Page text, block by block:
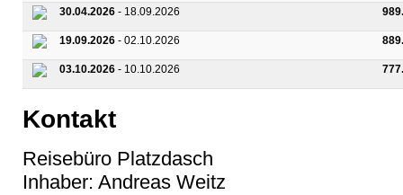
30.04.2026 - 18.09.2026
19.09.2026 - 02.10.2026
03.10.2026 - 10.10.2026
Kontakt
Reisebüro Platzdasch
Inhaber: Andreas Weitz